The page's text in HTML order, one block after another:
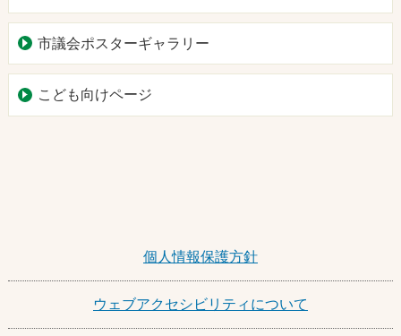
市議会ポスターギャラリー
こども向けページ
個人情報保護方針
ウェブアクセシビリティについて